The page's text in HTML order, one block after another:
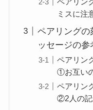
ミスに注
ペアリングの
ッセージの参
ペアリン
①お互い
ペアリン
②2人の記